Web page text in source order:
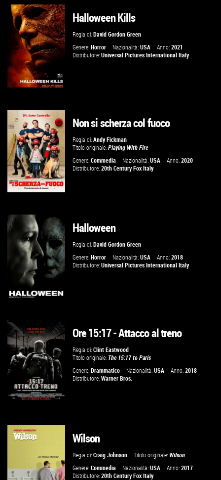
GUARDA IL TRAILER
VAI ALLA SCHEDA
Halloween Kills
Regia di:David Gordon Green
Genere:Horror Nazionalità:USA Anno:2021
Distributore:Universal Pictures International Italy
GUARDA IL TRAILER
VAI ALLA SCHEDA
Non si scherza col fuoco
Regia di:Andy Fickman
Titolo originale:Playing With Fire
Genere:Commedia Nazionalità:USA Anno:2020
Distributore:20th Century Fox Italy
GUARDA IL TRAILER
VAI ALLA SCHEDA
Halloween
Regia di:David Gordon Green
Genere:Horror Nazionalità:USA Anno:2018
Distributore:Universal Pictures International Italy
GUARDA IL TRAILER
VAI ALLA SCHEDA
Ore 15:17 - Attacco al treno
Regia di:Clint Eastwood
Titolo originale: The 15:17 to Paris
Genere:Drammatico Nazionalità:USA Anno:2018
Distributore:Warner Bros.
Wilson
Regia di:Craig Johnson Titolo originale: Wilson
Genere:Commedia Nazionalità:USA Anno:2017
Distributore:20th Century Fox Italy